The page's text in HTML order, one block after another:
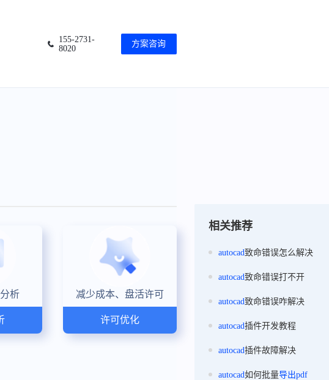
155-2731-
8020
方案咨询
析 减少成本、盘活许可
许可优化
相关推荐
autocad致命错误怎么解决
autocad致命错误打不开
autocad致命错误咋解决
autocad插件开发教程
autocad插件故障解决
autocad如何批量导出pdf